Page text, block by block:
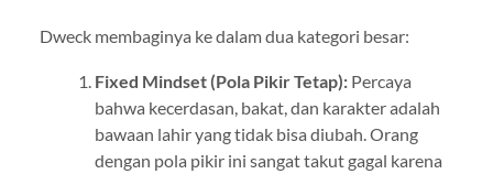
Dweck membaginya ke dalam dua kategori besar:
Fixed Mindset (Pola Pikir Tetap):Percaya
bahwa kecerdasan, bakat, dan karakter adalah
bawaan lahir yang tidak bisa diubah. Orang
dengan pola pikir ini sangat takut gagal karena